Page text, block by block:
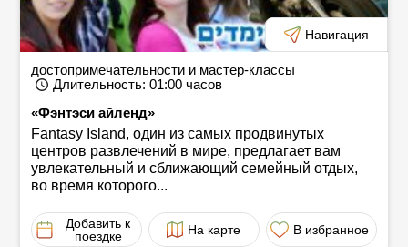
Навигация
достопримечательности и мастер-классы
Длительность: 01:00часов
«Фэнтэси айленд»
Fantasy Island, один из самых продвинутых
центров развлечений в мире, предлагает вам
увлекательный и сближающий семейный отдых,
во время которого...
Добавить к
поездке
На карте В избранное